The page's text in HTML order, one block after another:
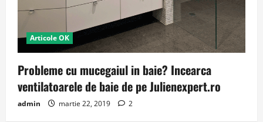
Articole OK
Probleme cu mucegaiul in baie? Incearca
ventilatoarele de baie de pe Julienexpert.ro
admin martie 22, 2019 2